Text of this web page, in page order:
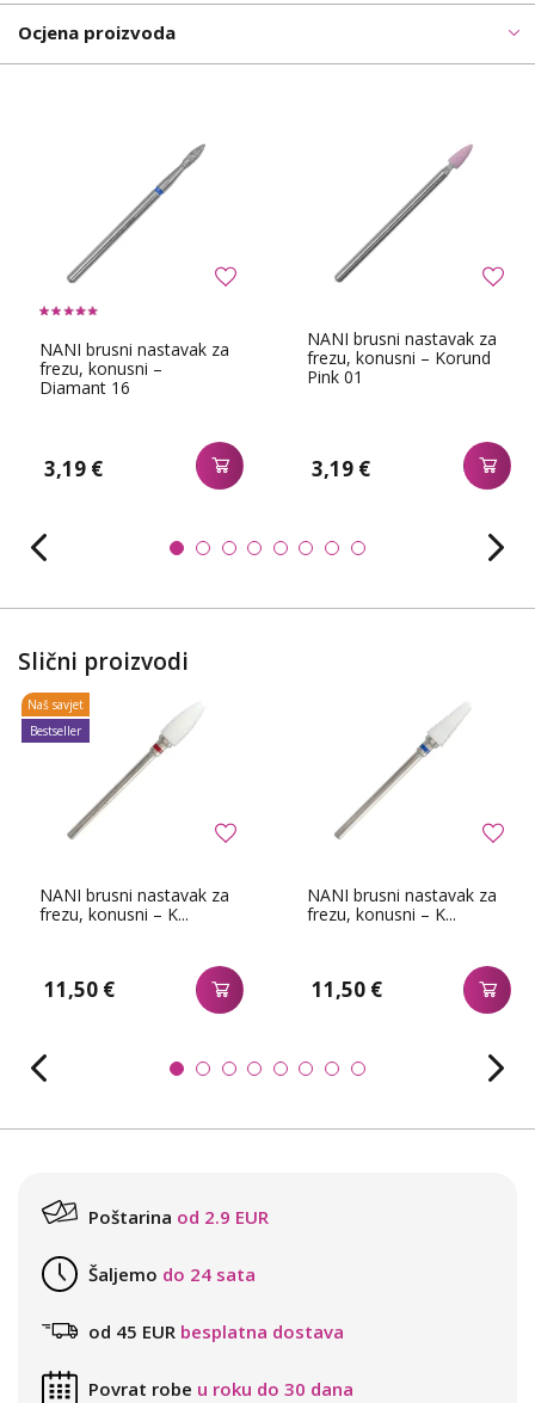
Ocjena proizvoda
NANI brusni nastavak za
frezu, konusni –
Diamant 16
3,19 €
NANI brusni nastavak za
frezu, konusni – Korund
Pink 01
3,19 €
Slični proizvodi
NANI brusni nastavak za
frezu, konusni – K...
11,50 €
Naš savjet
Bestseller
NANI brusni nastavak za
frezu, konusni – K...
11,50 €
Poštarina od 2.9 EUR
Šaljemo do 24 sata
od 45 EUR besplatna dostava
Povrat robe u roku do 30 dana